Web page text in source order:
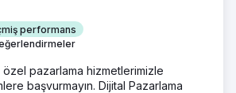
performans
pazarlama hizmetlerimizle
başvurmayın. Dijital Pazarlama